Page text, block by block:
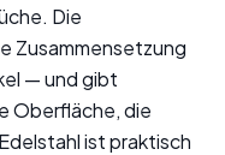
Die
Zusammensetzung
— und gibt
Oberfläche, die
ist praktisch